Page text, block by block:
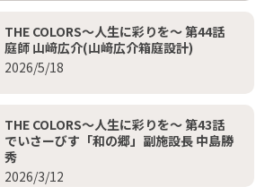
THE COLORS～人生に彩りを～ 第44話
庭師 山﨑広介(山﨑広介箱庭設計)
2026/5/18
THE COLORS～人生に彩りを～ 第43話
でいさーびす「和の郷」副施設長 中島勝
秀
2026/3/12